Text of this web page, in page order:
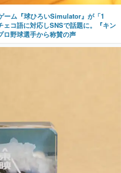
ーム『球ひろいSimulator』が「1
コ語に対応しSNSで話題に。『キン
ロ野球選手から称賛の声